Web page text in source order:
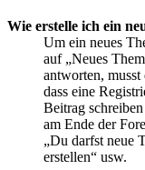
Wie erstelle ich ein
Um ein neues
auf „Neues
antworten,
dass eine
Beitrag
am Ende der
„Du darfst neue
erstellen“ usw.